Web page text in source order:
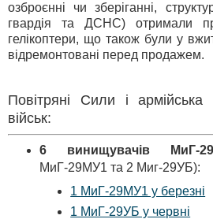
озброєнні чи зберіганні,
гвардія та ДСНС) отримали
гелікоптери, що також були у
відремонтовані перед продажем.
Повітряні Сили і армійська
військ:
6 винищувачів МиГ-29
МиГ-29МУ1 та 2 Миг-29УБ):
1 МиГ-29МУ1 у березні
1 МиГ-29УБ у червні